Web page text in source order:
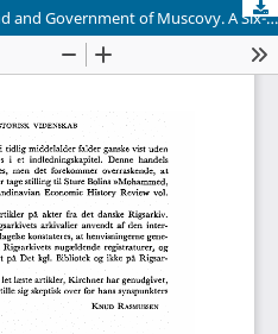
Heinrich von Staden: The Land and Government of Muscovy. A Six-. teenth-Century Account. Translated and edited by Thomas Esper. Stanford University Press, 1967. xxvi + 142 s. Ill. Kort. $ 5.50.